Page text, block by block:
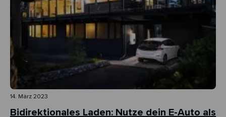
Bidirektionales Laden: Nutze dein E-Auto als
14. März 2023